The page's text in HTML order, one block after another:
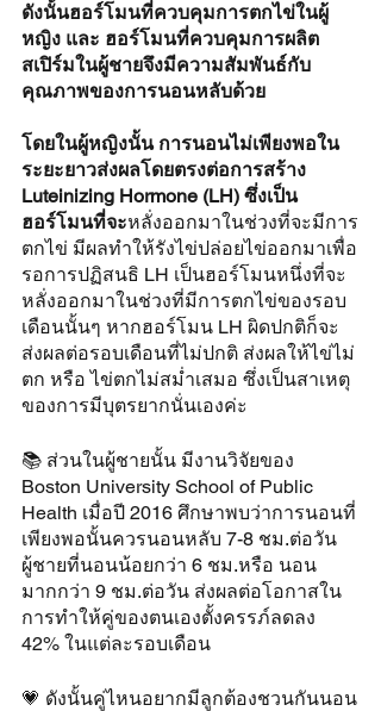
ดังนั้นฮอร์โมนที่ควบคุมการตกไข่ในผู้
หญิง และ ฮอร์โมนที่ควบคุมการผลิต
สเปิร์มในผู้ชายจึงมีความสัมพันธ์กับ
คุณภาพของการนอนหลับด้วย
โดยในผู้หญิงนั้น การนอนไม่เพียงพอใน
ระยะยาวส่งผลโดยตรงต่อการสร้าง
Luteinizing Hormone (LH) ซึ่งเป็น
ฮอร์โมนที่จะหลั่งออกมาในช่วงที่จะมีการ
ตกไข่ มีผลทำให้รังไข่ปล่อยไข่ออกมาเพื่อ
รอการปฏิสนธิ LH เป็นฮอร์โมนหนึ่งที่จะ
หลั่งออกมาในช่วงที่มีการตกไข่ของรอบ
เดือนนั้นๆ หากฮอร์โมน LH ผิดปกติก็จะ
ส่งผลต่อรอบเดือนที่ไม่ปกติ ส่งผลให้ไข่ไม่
ตก หรือ ไข่ตกไม่สม่ำเสมอ ซึ่งเป็นสาเหตุ
ของการมีบุตรยากนั่นเองค่ะ
📚 ส่วนในผู้ชายนั้น มีงานวิจัยของ
Boston University School of Public
Health เมื่อปี 2016 ศึกษาพบว่าการนอนที่
เพียงพอนั้นควรนอนหลับ 7-8 ชม.ต่อวัน
ผู้ชายที่นอนน้อยกว่า 6 ชม.หรือ นอน
มากกว่า 9 ชม.ต่อวัน ส่งผลต่อโอกาสใน
การทำให้คู่ของตนเองตั้งครรภ์ลดลง
42% ในแต่ละรอบเดือน
💗 ดังนั้นคู่ไหนอยากมีลูกต้องชวนกันนอน